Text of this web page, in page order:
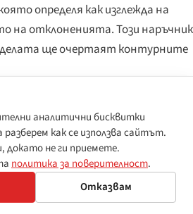
определя как изглежда на
на отклоненията. Този наръчник
ще очертаят контурните
accessibility high-risk-ai
аналитични бисквитки
разберем как се използва сайтът.
докато не ги приемете.
политика за поверителност.
Отказвам